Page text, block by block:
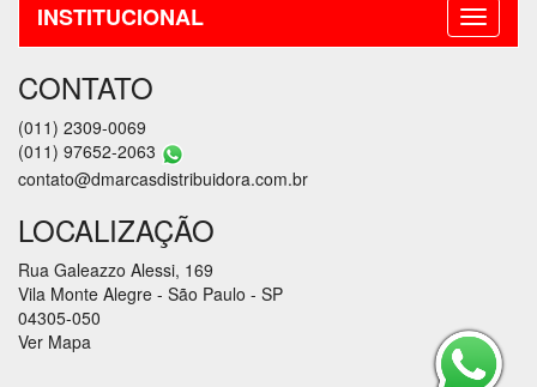
INSTITUCIONAL
CONTATO
(011) 2309-0069
(011) 97652-2063
contato@dmarcasdistribuidora.com.br
LOCALIZAÇÃO
Rua Galeazzo Alessi, 169
Vila Monte Alegre - São Paulo - SP
04305-050
Ver Mapa